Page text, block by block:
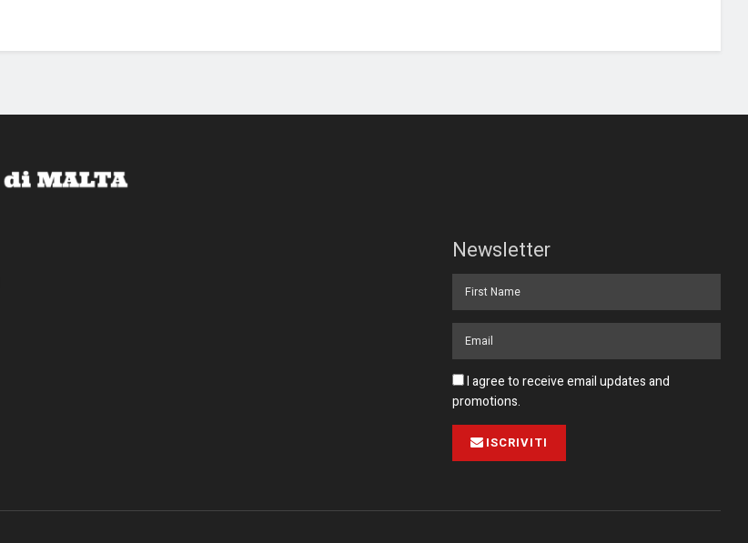
Newsletter
I agree to receive email updates and
promotions.
ISCRIVITI